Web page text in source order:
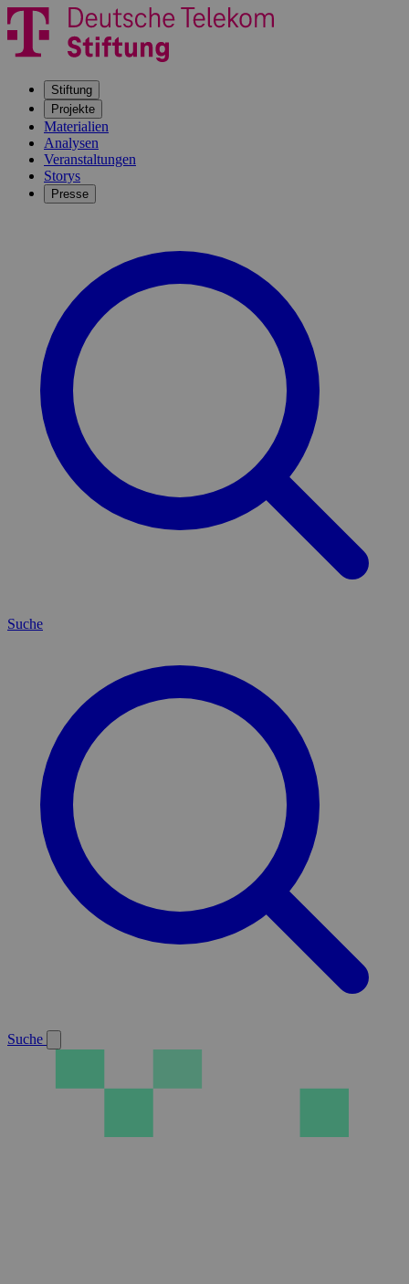
Stiftung
Projekte
Materialien
Analysen
Veranstaltungen
Storys
Presse
Suche
Suche